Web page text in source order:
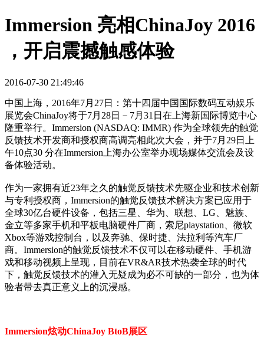
Immersion 亮相ChinaJoy 2016
，开启震撼触感体验
2016-07-30 21:49:46
中国上海，2016年7月27日：第十四届中国国际数码互动娱乐
展览会ChinaJoy将于7月28日－7月31日在上海新国际博览中心
隆重举行。Immersion (NASDAQ: IMMR) 作为全球领先的触觉
反馈技术开发商和授权商高调亮相此次大会，并于7月29日上
午10点30 分在Immersion上海办公室举办现场媒体交流会及设
备体验活动。
作为一家拥有近23年之久的触觉反馈技术先驱企业和技术创新
与专利授权商，Immersion的触觉反馈技术解决方案已应用于
全球30亿台硬件设备，包括三星、华为、联想、LG、魅族、
金立等多家手机和平板电脑硬件厂商，索尼playstation、微软
Xbox等游戏控制台，以及奔驰、保时捷、法拉利等汽车厂
商。Immersion的触觉反馈技术不仅可以在移动硬件、手机游
戏和移动视频上呈现，目前在VR&AR技术热袭全球的时代
下，触觉反馈技术的灌入无疑成为必不可缺的一部分，也为体
验者带去真正意义上的沉浸感。
Immersion炫动ChinaJoy BtoB展区